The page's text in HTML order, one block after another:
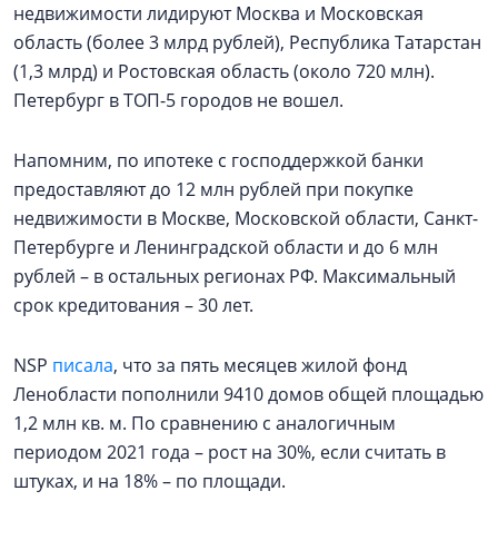
недвижимости лидируют Москва и Московская
область (более 3 млрд рублей), Республика Татарстан
(1,3 млрд) и Ростовская область (около 720 млн).
Петербург в ТОП-5 городов не вошел.
Напомним, по ипотеке с господдержкой банки
предоставляют до 12 млн рублей при покупке
недвижимости в Москве, Московской области, Санкт-
Петербурге и Ленинградской области и до 6 млн
рублей – в остальных регионах РФ. Максимальный
срок кредитования – 30 лет.
NSP писала, что за пять месяцев жилой фонд
Ленобласти пополнили 9410 домов общей площадью
1,2 млн кв. м. По сравнению с аналогичным
периодом 2021 года – рост на 30%, если считать в
штуках, и на 18% – по площади.